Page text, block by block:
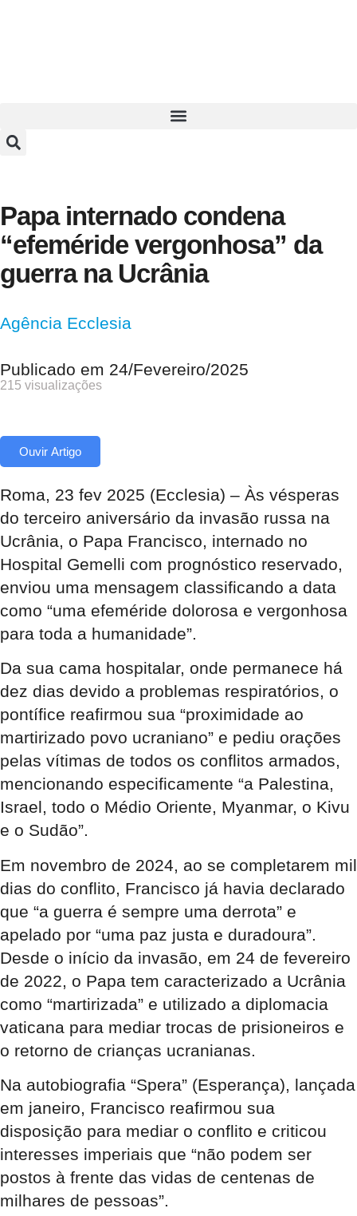
Papa internado condena
“efeméride vergonhosa” da
guerra na Ucrânia
Agência Ecclesia
Publicado em 24/Fevereiro/2025
215 visualizações
Ouvir Artigo
Roma, 23 fev 2025 (Ecclesia) – Às vésperas
do terceiro aniversário da invasão russa na
Ucrânia, o Papa Francisco, internado no
Hospital Gemelli com prognóstico reservado,
enviou uma mensagem classificando a data
como “uma efeméride dolorosa e vergonhosa
para toda a humanidade”.
Da sua cama hospitalar, onde permanece há
dez dias devido a problemas respiratórios, o
pontífice reafirmou sua “proximidade ao
martirizado povo ucraniano” e pediu orações
pelas vítimas de todos os conflitos armados,
mencionando especificamente “a Palestina,
Israel, todo o Médio Oriente, Myanmar, o Kivu
e o Sudão”.
Em novembro de 2024, ao se completarem mil
dias do conflito, Francisco já havia declarado
que “a guerra é sempre uma derrota” e
apelado por “uma paz justa e duradoura”.
Desde o início da invasão, em 24 de fevereiro
de 2022, o Papa tem caracterizado a Ucrânia
como “martirizada” e utilizado a diplomacia
vaticana para mediar trocas de prisioneiros e
o retorno de crianças ucranianas.
Na autobiografia “Spera” (Esperança), lançada
em janeiro, Francisco reafirmou sua
disposição para mediar o conflito e criticou
interesses imperiais que “não podem ser
postos à frente das vidas de centenas de
milhares de pessoas”.